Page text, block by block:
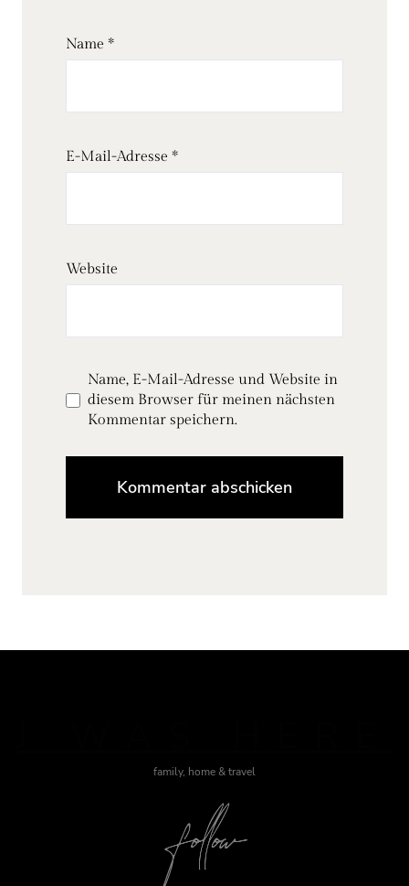
Name *
E-Mail-Adresse *
Website
Name, E-Mail-Adresse und Website in
diesem Browser für meinen nächsten
Kommentar speichern.
family, home & travel